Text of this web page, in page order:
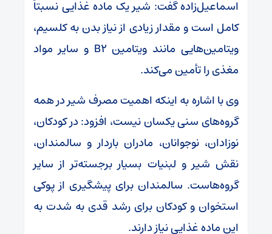
اسماعیل‌زاده گفت: شیر یک ماده غذایی نسبتاً
کامل است و مقدار زیادی از نیاز بدن به کلسیم،
ویتامین‌هایی مانند ویتامین B۲ و سایر مواد
مغذی را تأمین می‌کند.
وی با اشاره به اینکه اهمیت مصرف شیر در همه
گروه‌های سنی یکسان نیست، افزود: در کودکان،
نوزادان، نوجوانان، مادران باردار و سالمندان،
نقش شیر و لبنیات بسیار برجسته‌تر از سایر
گروه‌هاست. سالمندان برای پیشگیری از پوکی
استخوان و کودکان برای رشد قدی به شدت به
این ماده غذایی نیاز دارند.